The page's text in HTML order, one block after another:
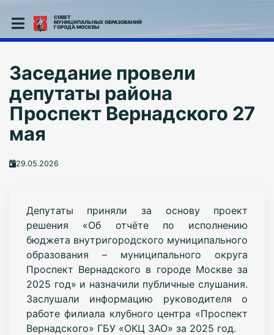
СОВЕТ
МУНИЦИПАЛЬНЫХ ОБРАЗОВАНИЙ
ГОРОДА МОСКВЫ
Заседание провели
депутаты района
Проспект Вернадского 27
мая
29.05.2026
Депутаты приняли за основу проект
решения «Об отчёте по исполнению
бюджета внутригородского муниципального
образования – муниципального округа
Проспект Вернадского в городе Москве за
2025 год» и назначили публичные слушания.
Заслушали информацию руководителя о
работе филиала клубного центра «Проспект
Вернадского» ГБУ «ОКЦ ЗАО» за 2025 год.